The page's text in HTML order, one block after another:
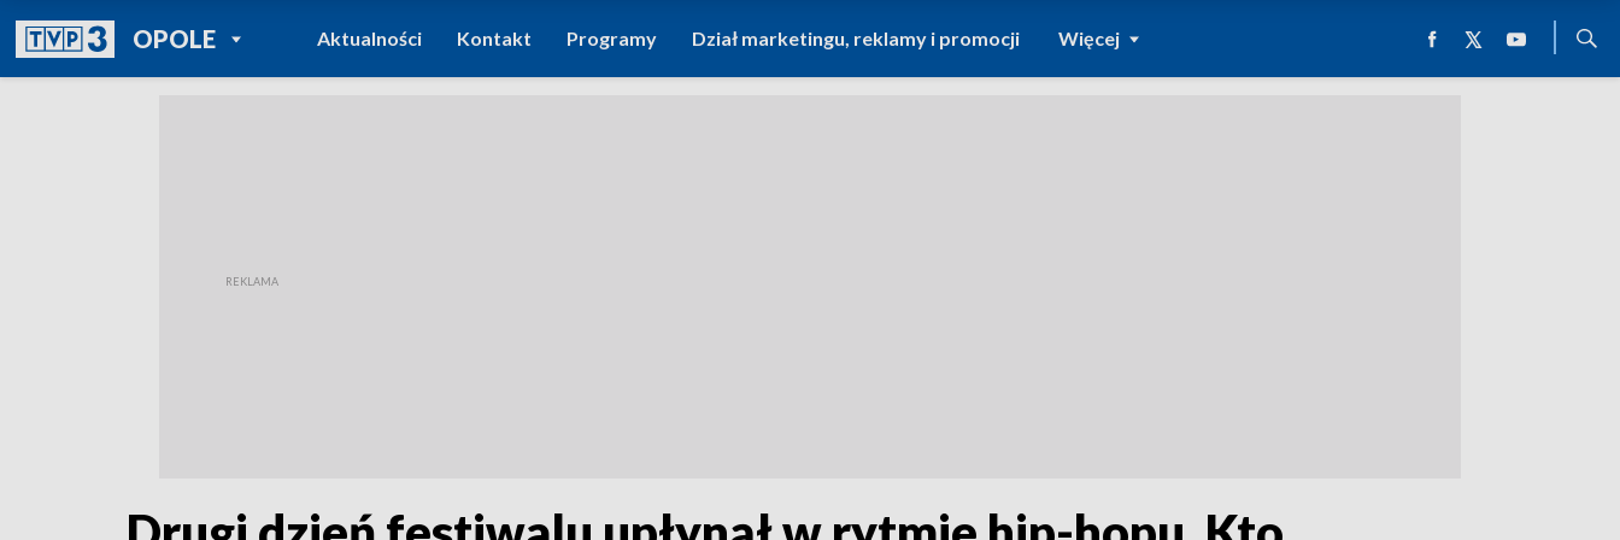
OPOLEPOWRÓT DO
TVP REGIONY
Aktualności Kontakt Programy Dział marketingu, reklamy i promocji Więcej